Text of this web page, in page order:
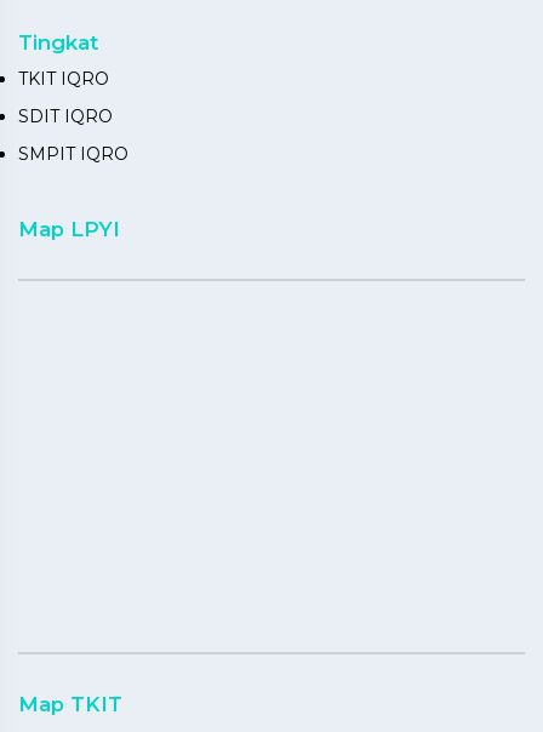
Tingkat
TKIT IQRO
SDIT IQRO
SMPIT IQRO
Map LPYI
Map TKIT